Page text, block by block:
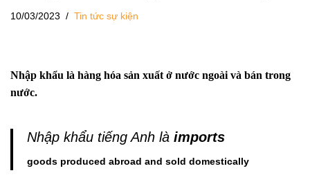
10/03/2023 Tin tức sự kiện
Nhập khẩu là hàng hóa sản xuất ở nước ngoài và bán trong
nước.
Nhập khẩu tiếng Anh là imports
goods produced abroad and sold domestically